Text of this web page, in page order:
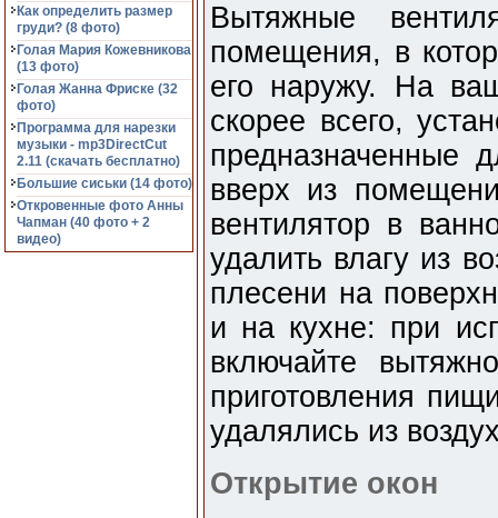
Как определить размер
груди? (8 фото)
Голая Мария Кожевникова
(13 фото)
Голая Жанна Фриске (32
фото)
Программа для нарезки
музыки - mp3DirectCut
2.11 (cкачать бесплатно)
Большие сиськи (14 фото)
Откровенные фото Анны
Чапман (40 фото + 2
видео)
Вытяжные
помещения, в
его наружу. На
скорее всего,
предназначенные
вверх из
вентилятор в
удалить влагу из
плесени на
и на кухне: при
включайте
приготовления
удалялись из
Открытие окон